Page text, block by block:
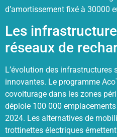
d’amortissement fixé à 30000
Les
réseaux de
L’évolution des infrastructures
innovantes. Le programme
covoiturage dans les zones
déploie 100 000
2024. Les alternatives de
trottinettes électriques